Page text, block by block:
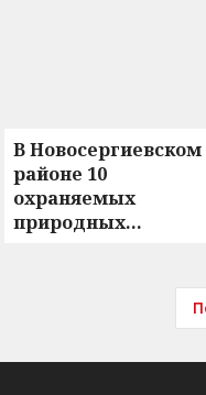
В Новосергиевском
районе 10
охраняемых
природных